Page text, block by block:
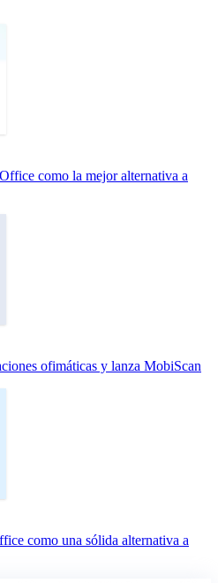
como la mejor alternativa a
ofimáticas y lanza MobiScan
como una sólida alternativa a